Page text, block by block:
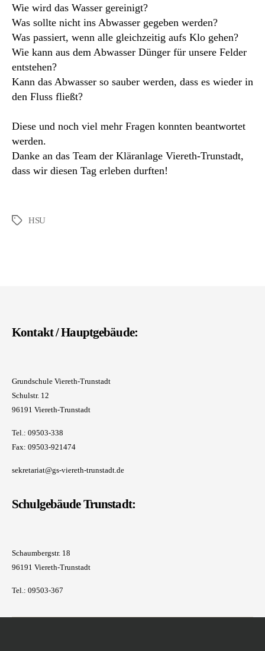
Wie wird das Wasser gereinigt?
Was sollte nicht ins Abwasser gegeben werden?
Was passiert, wenn alle gleichzeitig aufs Klo gehen?
Wie kann aus dem Abwasser Dünger für unsere Felder
entstehen?
Kann das Abwasser so sauber werden, dass es wieder in
den Fluss fließt?
Diese und noch viel mehr Fragen konnten beantwortet
werden.
Danke an das Team der Kläranlage Viereth-Trunstadt,
dass wir diesen Tag erleben durften!
Schlagwörter
HSU
Kontakt / Hauptgebäude:
Grundschule Viereth-Trunstadt
Schulstr. 12
96191 Viereth-Trunstadt
Tel.: 09503-338
Fax: 09503-921474
sekretariat@gs-viereth-trunstadt.de
Schulgebäude Trunstadt:
Schaumbergstr. 18
96191 Viereth-Trunstadt
Tel.: 09503-367